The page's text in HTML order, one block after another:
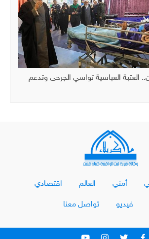
العتبة العباسية تواسي الجرحى وتدعم
أمني العالم اقتصادي
فيديو تواصل معنا